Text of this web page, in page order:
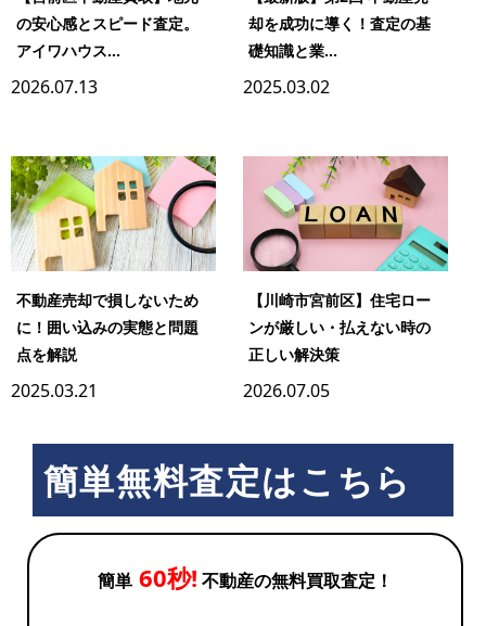
の安心感とスピード査定。
アイワハウス...
2026.07.13
却を成功に導く！査定の基
礎知識と業...
2025.03.02
不動産売却で損しないため
に！囲い込みの実態と問題
点を解説
2025.03.21
【川崎市宮前区】住宅ロー
ンが厳しい・払えない時の
正しい解決策
2026.07.05
簡単無料査定はこちら
簡単 60秒! 不動産の無料買取査定！